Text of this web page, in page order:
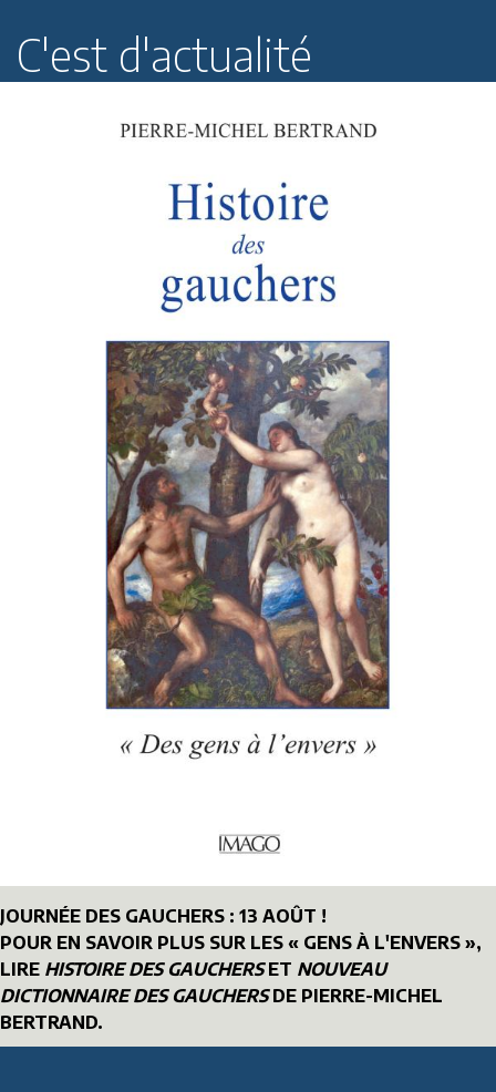
C'est d'actualité
JOURNÉE DES GAUCHERS : 13 AOÛT !
POUR EN SAVOIR PLUS SUR LES « GENS À L'ENVERS »,
LIRE HISTOIRE DES GAUCHERSET NOUVEAU
DICTIONNAIRE DES GAUCHERSDE PIERRE-MICHEL
BERTRAND.